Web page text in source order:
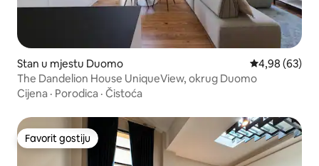
Stan u mjestu Duomo Prosječna
4,98 (63)
The Dandelion House UniqueView, okrug Duomo
Cijena · Porodica · Čistoća
Favorit gostiju
Favorit gostiju